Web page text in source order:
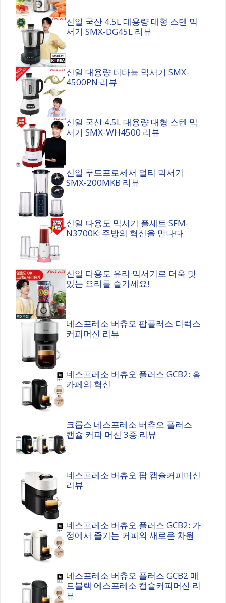
신일 국산 4.5L 대용량 대형 스텐 믹
서기 SMX-DG45L 리뷰
신일 대용량 티타늄 믹서기 SMX-
4500PN 리뷰
신일 국산 4.5L 대용량 대형 스텐 믹
서기 SMX-WH4500 리뷰
신일 푸드프로세서 멀티 믹서기
SMX-200MKB 리뷰
신일 다용도 믹서기 풀세트 SFM-
N3700K: 주방의 혁신을 만나다
신일 다용도 유리 믹서기로 더욱 맛
있는 요리를 즐기세요!
네스프레소 버츄오 팝플러스 디럭스
커피머신 리뷰
네스프레소 버츄오 플러스 GCB2: 홈
카페의 혁신
크룹스 네스프레소 버츄오 플러스
캡슐 커피 머신 3종 리뷰
네스프레소 버츄오 팝 캡슐커피머신
리뷰
네스프레소 버츄오 플러스 GCB2: 가
정에서 즐기는 커피의 새로운 차원
네스프레소 버츄오 플러스 GCB2 매
트블랙 에스프레소 캡슐커피머신 리
뷰